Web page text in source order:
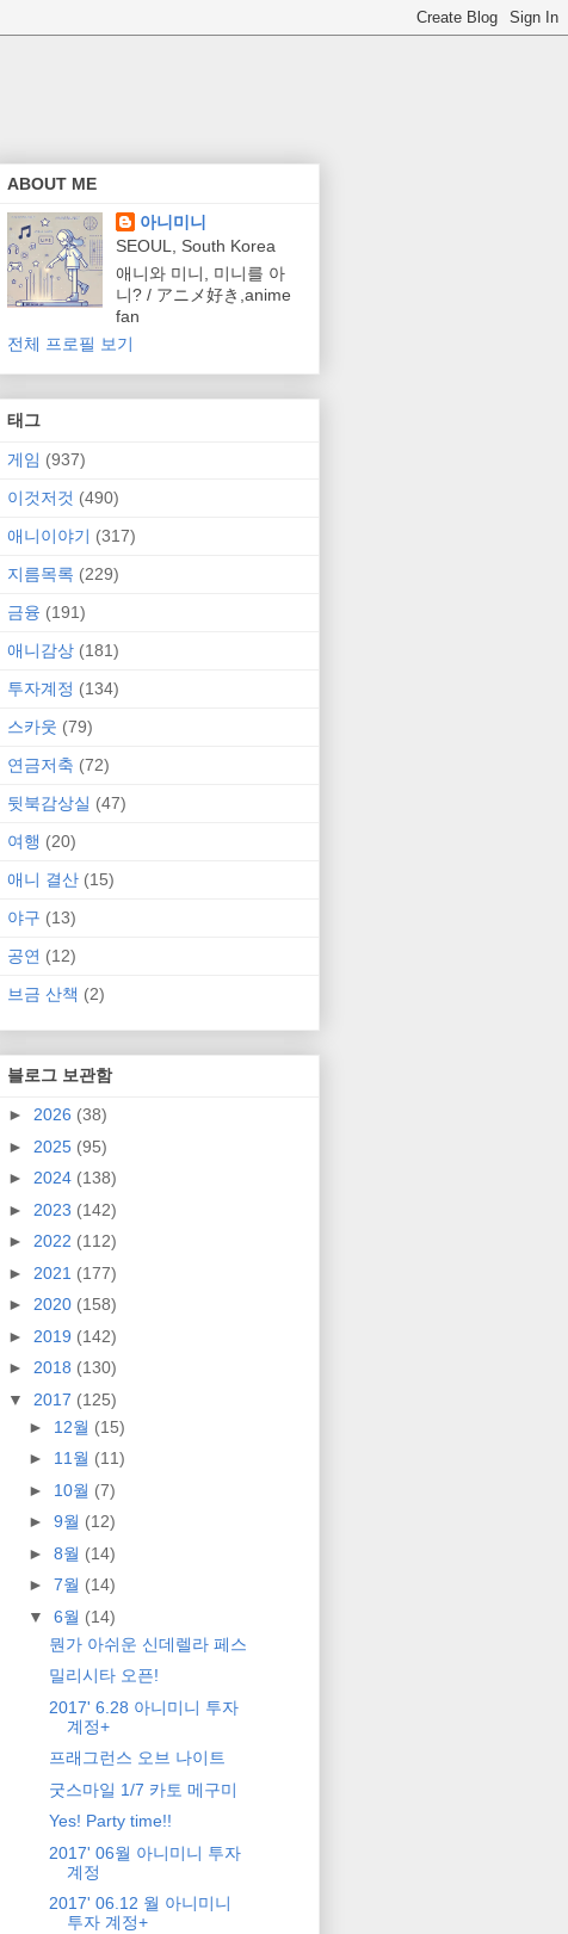
ABOUT ME
아니미니
SEOUL, South Korea
애니와 미니, 미니를 아
니? / アニメ好き,anime
fan
전체 프로필 보기
태그
게임 (937)
이것저것 (490)
애니이야기 (317)
지름목록 (229)
금융 (191)
애니감상 (181)
투자계정 (134)
스카웃 (79)
연금저축 (72)
뒷북감상실 (47)
여행 (20)
애니 결산 (15)
야구 (13)
공연 (12)
브금 산책 (2)
블로그 보관함
► 2026 (38)
► 2025 (95)
► 2024 (138)
► 2023 (142)
► 2022 (112)
► 2021 (177)
► 2020 (158)
► 2019 (142)
► 2018 (130)
▼ 2017 (125)
► 12월 (15)
► 11월 (11)
► 10월 (7)
► 9월 (12)
► 8월 (14)
► 7월 (14)
▼ 6월 (14)
뭔가 아쉬운 신데렐라 페스
밀리시타 오픈!
2017' 6.28 아니미니 투자
계정+
프래그런스 오브 나이트
굿스마일 1/7 카토 메구미
Yes! Party time!!
2017' 06월 아니미니 투자
계정
2017' 06.12 월 아니미니
투자 계정+